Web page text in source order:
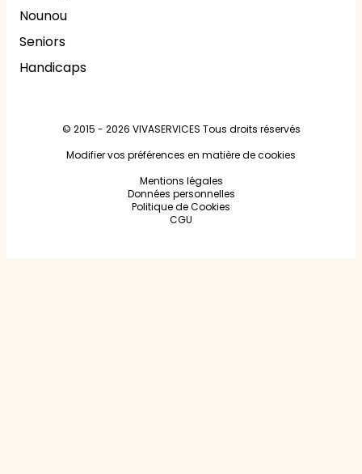
Nounou
Seniors
Handicaps
© 2015 - 2026 VIVASERVICES Tous droits réservés
Modifier vos préférences en matière de cookies
Mentions légales
Données personnelles
Politique de Cookies
CGU